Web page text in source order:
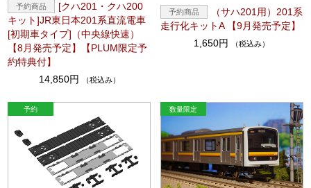
[クハ201・クハ200
キット]JR東日本201系直流電車
[初期車タイプ]（中央線快速）
【8月発売予定】【PLUM限定予
約特典付】
14,850円
（税込み）
（サハ201用）201系
走行化キットA 【9月発売予定】
1,650円
（税込み）